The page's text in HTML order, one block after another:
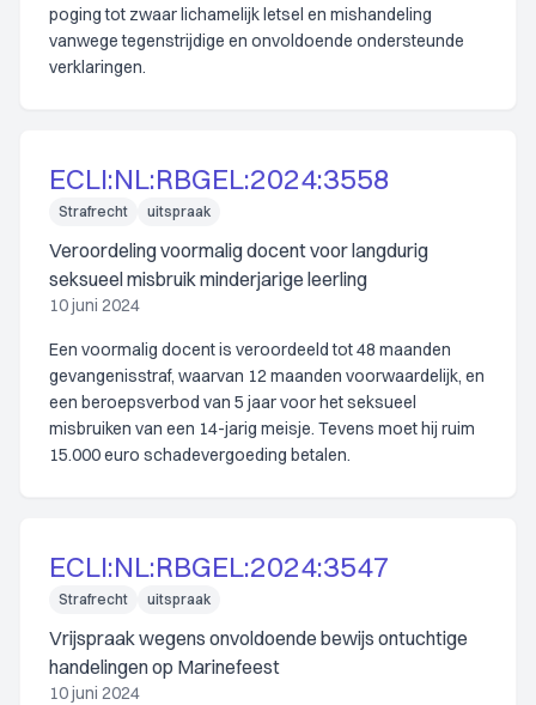
poging tot zwaar lichamelijk letsel en mishandeling
vanwege tegenstrijdige en onvoldoende ondersteunde
verklaringen.
ECLI:NL:RBGEL:2024:3558
Strafrecht uitspraak
Veroordeling voormalig docent voor langdurig
seksueel misbruik minderjarige leerling
10 juni 2024
Een voormalig docent is veroordeeld tot 48 maanden
gevangenisstraf, waarvan 12 maanden voorwaardelijk, en
een beroepsverbod van 5 jaar voor het seksueel
misbruiken van een 14-jarig meisje. Tevens moet hij ruim
15.000 euro schadevergoeding betalen.
ECLI:NL:RBGEL:2024:3547
Strafrecht uitspraak
Vrijspraak wegens onvoldoende bewijs ontuchtige
handelingen op Marinefeest
10 juni 2024